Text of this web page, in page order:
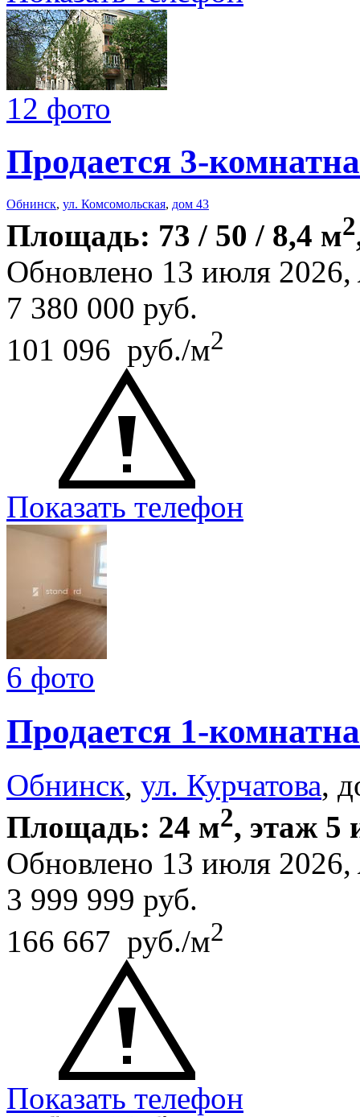
12 фото
Продается 3-
Обнинск, ул. Комсомольская, дом 43
Площадь: 73 / 50 / 8,4 м2
Обновлено 13 июля 2026,
7 380 000 руб.
101 096 руб./м2
Показать телефон
6 фото
Продается 1-
Обнинск, ул. Курчатова,
Площадь: 24 м2, этаж 5
Обновлено 13 июля 2026,
3 999 999 руб.
166 667 руб./м2
Показать телефон